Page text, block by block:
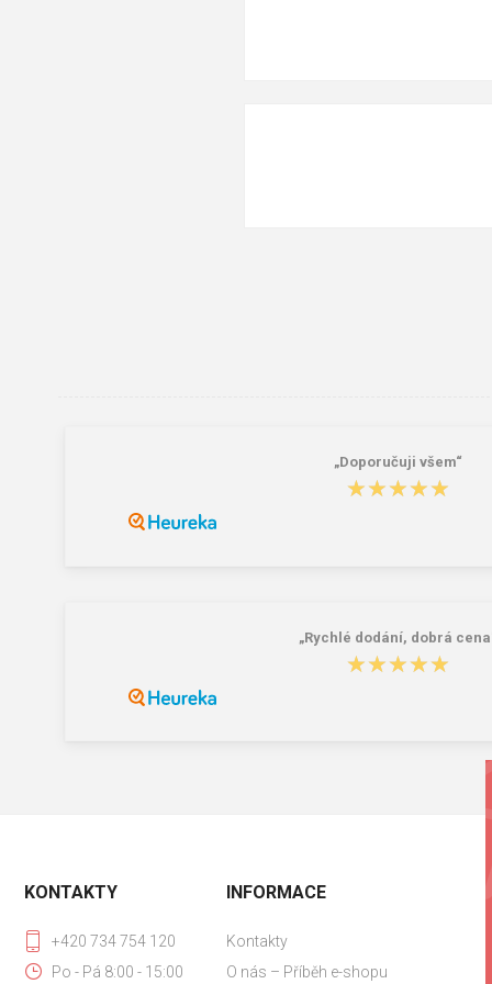
„Doporučuji všem“
★★★★★
★★★★★
„Rychlé dodání, dobrá
★★★★★
★★★★★
KONTAKTY
+420 734 754 120
Po - Pá 8:00 - 15:00
INFORMACE
Kontakty
O nás – Příběh e-shopu